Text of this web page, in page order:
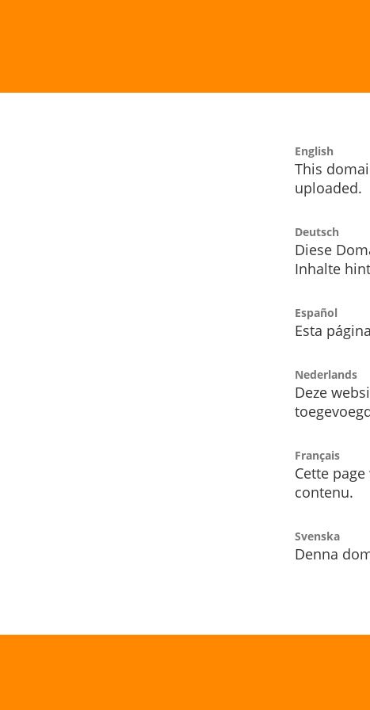
English
This
uploaded.
Deutsch
Diese
Inhalte
Español
Esta
Nederlands
Deze
Français
Cette
contenu.
Svenska
Denna